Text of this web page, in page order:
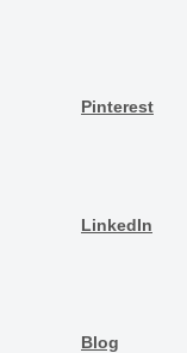
Pinterest
LinkedIn
Blog